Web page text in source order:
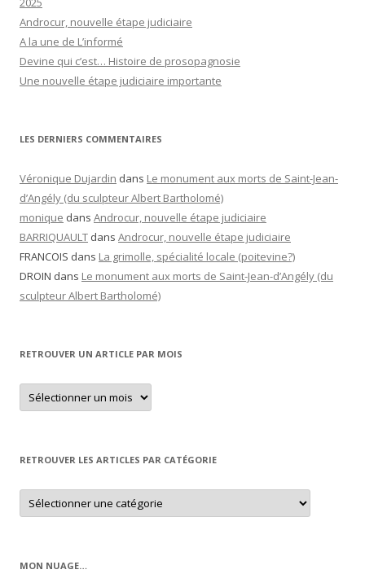
Androcur, nouvelle étape judiciaire
A la une de L’informé
Devine qui c’est… Histoire de prosopagnosie
Une nouvelle étape judiciaire importante
LES DERNIERS COMMENTAIRES
Véronique Dujardin dans Le monument aux morts de Saint-Jean-
d’Angély (du sculpteur Albert Bartholomé)
monique dans Androcur, nouvelle étape judiciaire
BARRIQUAULT dans Androcur, nouvelle étape judiciaire
FRANCOIS dans La grimolle, spécialité locale (poitevine?)
DROIN dans Le monument aux morts de Saint-Jean-d’Angély (du
sculpteur Albert Bartholomé)
RETROUVER UN ARTICLE PAR MOIS
Retrouver
un
article
RETROUVER LES ARTICLES PAR CATÉGORIE
Retrouver
les
articles
MON NUAGE…